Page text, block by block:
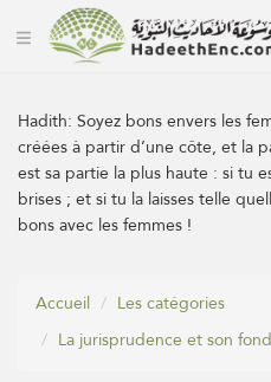
Hadith:Soyez bons envers les
créées à partir d’une côte, et la
est sa partie la plus haute : si tu
brises ; et si tu la laisses telle
bons avec les femmes !
Accueil
Les catégories
La jurisprudence et son